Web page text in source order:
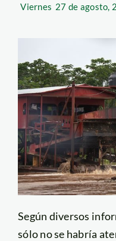
Viernes 27 de agosto,
Según diversos
sólo no se habría